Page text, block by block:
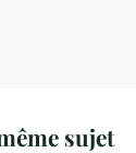
sujet